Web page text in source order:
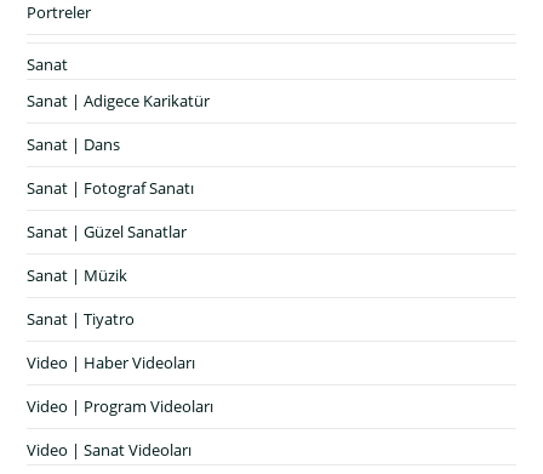
Portreler
Sanat
Sanat | Adigece Karikatür
Sanat | Dans
Sanat | Fotograf Sanatı
Sanat | Güzel Sanatlar
Sanat | Müzik
Sanat | Tiyatro
Video | Haber Videoları
Video | Program Videoları
Video | Sanat Videoları